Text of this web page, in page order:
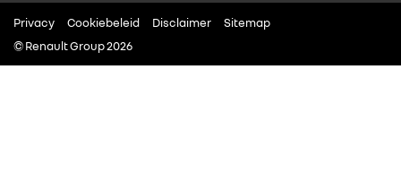
Privacy Cookiebeleid Disclaimer
Sitemap
© Renault Group 2026